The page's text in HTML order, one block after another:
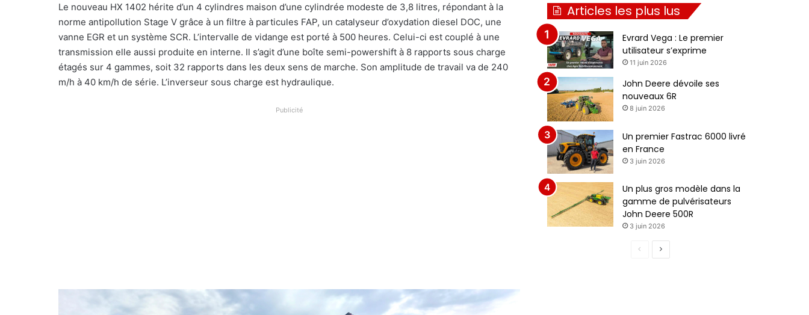
Le nouveau HX 1402 hérite d’un 4 cylindres maison d’une cylindrée modeste de 3,8 litres, répondant à la
norme antipollution Stage V grâce à un filtre à particules FAP, un catalyseur d’oxydation diesel DOC, une
vanne EGR et un système SCR. L’intervalle de vidange est porté à 500 heures. Celui-ci est couplé à une
transmission elle aussi produite en interne. Il s’agit d’une boîte semi-powershift à 8 rapports sous charge
étagés sur 4 gammes, soit 32 rapports dans les deux sens de marche. Son amplitude de travail va de 240
m/h à 40 km/h de série. L’inverseur sous charge est hydraulique.
Publicité
Articles les plus lus
Evrard Vega : Le premier
utilisateur s’exprime
11 juin 2026
John Deere dévoile ses
nouveaux 6R
8 juin 2026
Un premier Fastrac 6000 livré
en France
3 juin 2026
Un plus gros modèle dans la
gamme de pulvérisateurs
John Deere 500R
3 juin 2026
Page